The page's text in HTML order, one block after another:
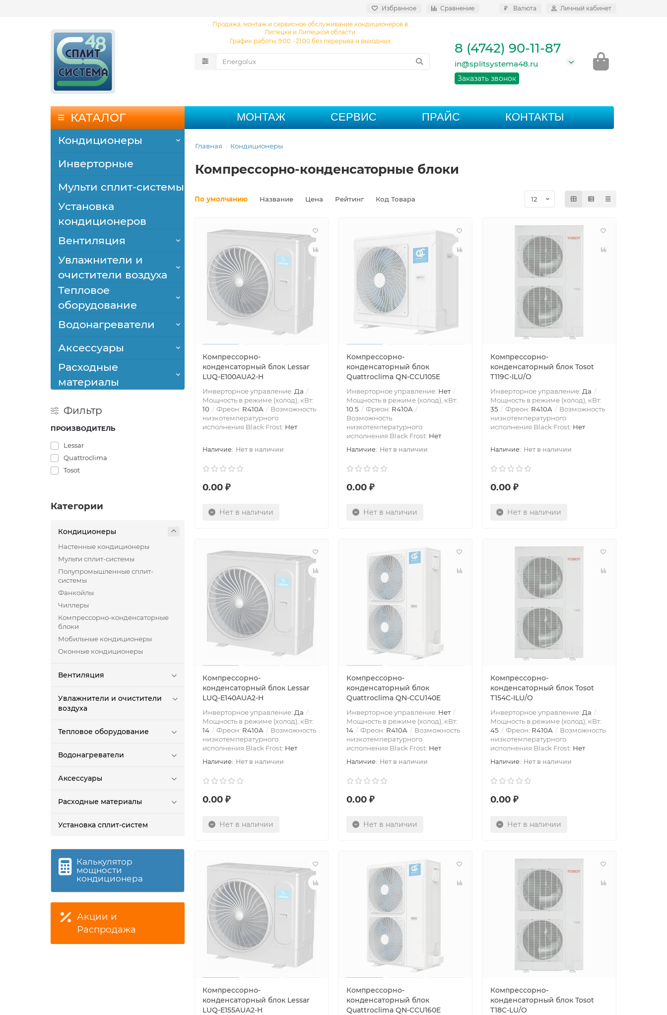
Избранное Сравнение ₽ Валюта Личный кабинет
Продажа, монтаж и сервисное обслуживание кондиционеров в
Липецке и Липецкой области
График работы: 9:00 - 21:00 без перерыва и выходных
8 (4742) 90-11-87
in@splitsystema48.ru
Заказать звонок
КАТАЛОГ
Кондиционеры
Инверторные
Мульти сплит-системы
Установка
кондиционеров
Вентиляция
Увлажнители и
очистители воздуха
Тепловое
оборудование
Водонагреватели
Аксессуары
Расходные
материалы
МОНТАЖ СЕРВИС ПРАЙС КОНТАКТЫ
Главная Кондиционеры
Компрессорно-конденсаторные блоки
Фильтр
ПРОИЗВОДИТЕЛЬ
Lessar
Quattroclima
Tosot
Категории
Кондиционеры
Настенные кондиционеры
Мульти сплит-системы
Полупромышленные сплит-
системы
Фанкойлы
Чиллеры
Компрессорно-конденсаторные
блоки
Мобильные кондиционеры
Оконные кондиционеры
Вентиляция
Увлажнители и очистители
воздуха
Тепловое оборудование
Водонагреватели
Аксессуары
Расходные материалы
Установка сплит-систем
Калькулятор
мощности
кондиционера
Акции и
Распродажа
По умолчанию Название Цена Рейтинг Код Товара
Компрессорно-
конденсаторный блок Lessar
LUQ-E100AUA2-H
Инверторное управление: Да
Мощность в режиме (холод), кВт:
10
Фреон: R410A
Возможность
низкотемпературного
исполнения Black Frost: Нет
Нет в наличии
0.00 ₽
Нет в наличии
Компрессорно-
конденсаторный блок
Quattroclima QN-CCU105E
Инверторное управление: Нет
Мощность в режиме (холод), кВт:
10.5
Фреон: R410A
Возможность
низкотемпературного
исполнения Black Frost: Нет
Нет в наличии
0.00 ₽
Нет в наличии
Компрессорно-
конденсаторный блок Tosot
T119C-ILU/O
Инверторное управление: Да
Мощность в режиме (холод), кВт:
35
Фреон: R410A
Возможность
низкотемпературного
исполнения Black Frost: Нет
Нет в наличии
0.00 ₽
Нет в наличии
Компрессорно-
конденсаторный блок Lessar
LUQ-E140AUA2-H
Инверторное управление: Да
Мощность в режиме (холод), кВт:
14
Фреон: R410A
Возможность
низкотемпературного
исполнения Black Frost: Нет
Нет в наличии
0.00 ₽
Нет в наличии
Компрессорно-
конденсаторный блок
Quattroclima QN-CCU140E
Инверторное управление: Нет
Мощность в режиме (холод), кВт:
14
Фреон: R410A
Возможность
низкотемпературного
исполнения Black Frost: Нет
Нет в наличии
0.00 ₽
Нет в наличии
Компрессорно-
конденсаторный блок Tosot
T154C-ILU/O
Инверторное управление: Да
Мощность в режиме (холод), кВт:
45
Фреон: R410A
Возможность
низкотемпературного
исполнения Black Frost: Нет
Нет в наличии
0.00 ₽
Нет в наличии
Компрессорно-
конденсаторный блок Lessar
LUQ-E155AUA2-H
Компрессорно-
конденсаторный блок
Quattroclima QN-CCU160E
Компрессорно-
конденсаторный блок Tosot
T18C-LU/O